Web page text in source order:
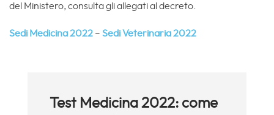
del Ministero, consulta gli allegati al decreto.
Sedi Medicina 2022 – Sedi Veterinaria 2022
Test Medicina 2022: come